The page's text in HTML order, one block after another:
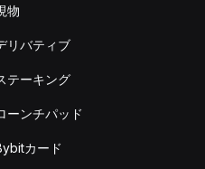
物
リバティブ
テーキング
ーンチパッド
カード